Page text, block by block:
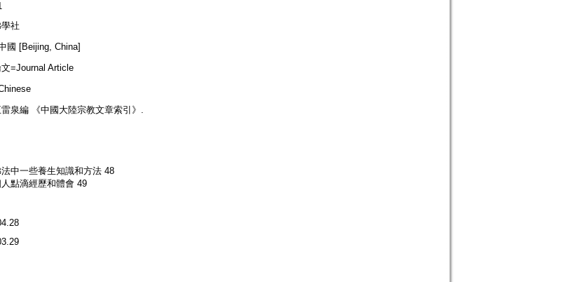
社
國 [Beijing, China]
=Journal Article
泉編 《中國大陸宗教文章索引》.
中一些養生知識和方法 48
點滴經歷和體會 49